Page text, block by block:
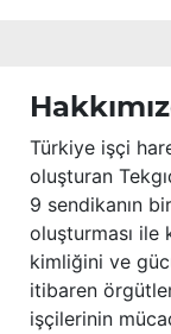
Türkiye işçi
oluşturan
9 sendikanın
oluşturması ile
kimliğini ve
itibaren
işçilerinin